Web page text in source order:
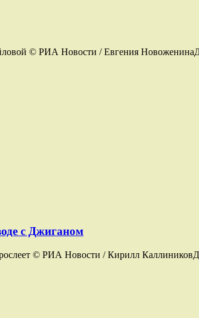
© РИА Новости / Евгения
с Джиганом
© РИА Новости / Кирилл